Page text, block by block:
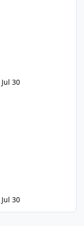
Jul 30
Jul 30